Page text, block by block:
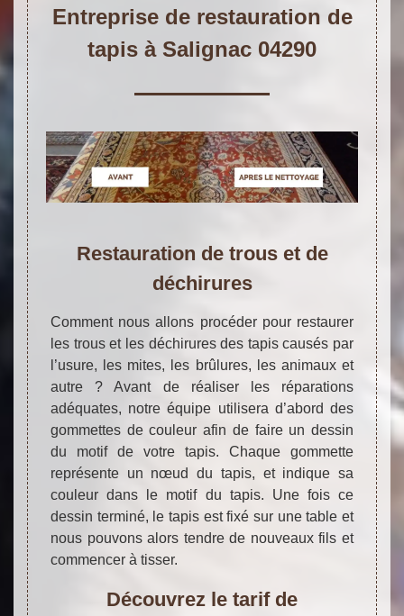
Entreprise de restauration de
tapis à Salignac 04290
Restauration de trous et de
déchirures
Comment nous allons procéder pour restaurer
les trous et les déchirures des tapis causés par
l’usure, les mites, les brûlures, les animaux et
autre ? Avant de réaliser les réparations
adéquates, notre équipe utilisera d’abord des
gommettes de couleur afin de faire un dessin
du motif de votre tapis. Chaque gommette
représente un nœud du tapis, et indique sa
couleur dans le motif du tapis. Une fois ce
dessin terminé, le tapis est fixé sur une table et
nous pouvons alors tendre de nouveaux fils et
commencer à tisser.
Découvrez le tarif de